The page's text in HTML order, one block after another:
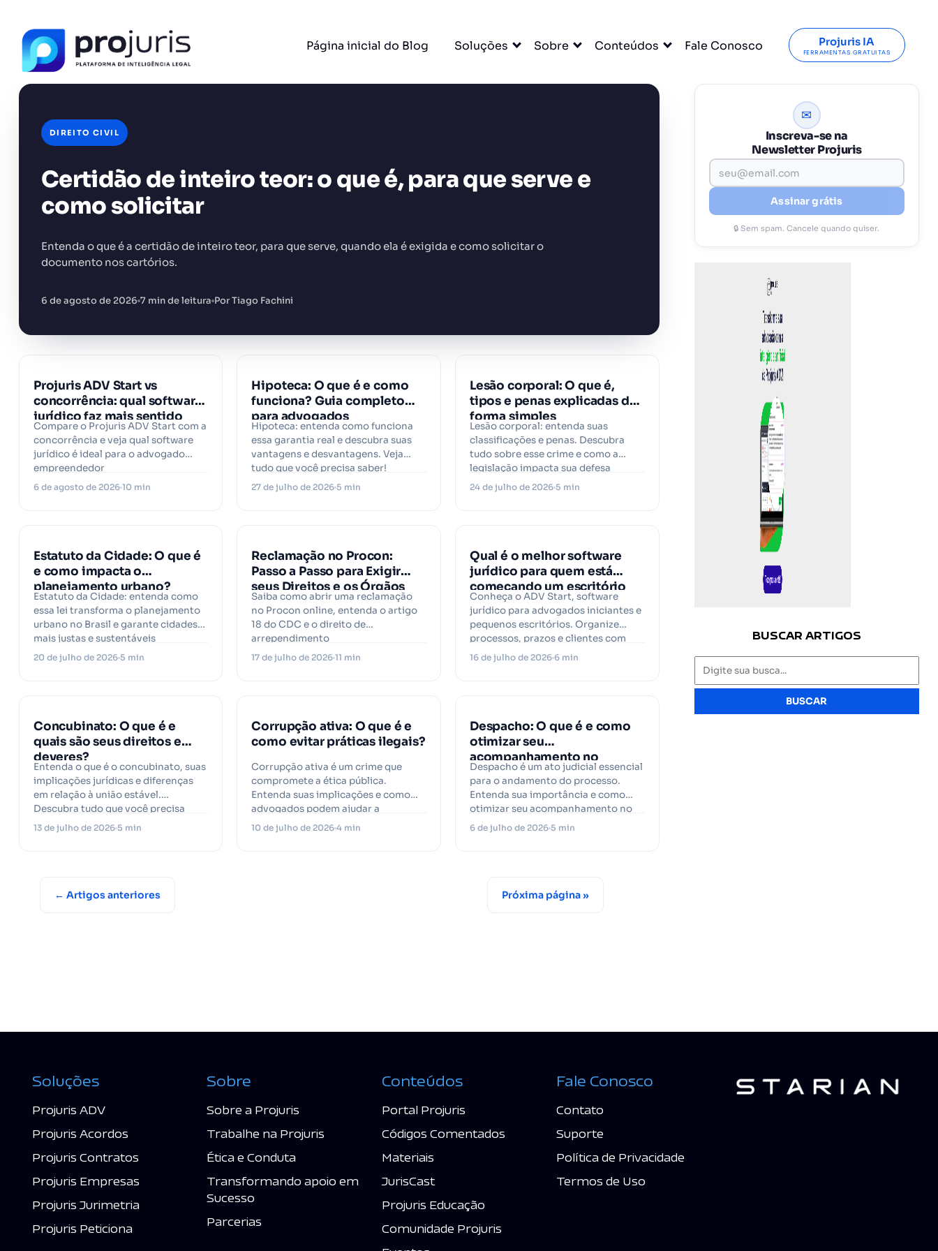
Página inicial do Blog Soluções Sobre Conteúdos Fale Conosco Projuris IA
FERRAMENTAS GRATUITAS
DIREITO CIVIL
Certidão de inteiro teor: o que é, para que serve e
como solicitar
Entenda o que é a certidão de inteiro teor, para que serve, quando ela é exigida e como solicitar o
documento nos cartórios.
6 de agosto de 2026 7 min de leitura Por Tiago Fachini
Projuris ADV Start vs
concorrência: qual software
jurídico faz mais sentido
para o advogado
empreendedor?
Compare o Projuris ADV Start com a
concorrência e veja qual software
jurídico é ideal para o advogado
empreendedor
6 de agosto de 2026 10 min
Hipoteca: O que é e como
funciona? Guia completo
para advogados
Hipoteca: entenda como funciona
essa garantia real e descubra suas
vantagens e desvantagens. Veja
tudo que você precisa saber!
27 de julho de 2026 5 min
Lesão corporal: O que é,
tipos e penas explicadas de
forma simples
Lesão corporal: entenda suas
classificações e penas. Descubra
tudo sobre esse crime e como a
legislação impacta sua defesa
24 de julho de 2026 5 min
Estatuto da Cidade: O que é
e como impacta o
planejamento urbano?
Estatuto da Cidade: entenda como
essa lei transforma o planejamento
urbano no Brasil e garante cidades
mais justas e sustentáveis
20 de julho de 2026 5 min
Reclamação no Procon:
Passo a Passo para Exigir
seus Direitos e os Órgãos
Oficiais de Defesa do
Consumidor
Saiba como abrir uma reclamação
no Procon online, entenda o artigo
18 do CDC e o direito de
arrependimento
17 de julho de 2026 11 min
Qual é o melhor software
jurídico para quem está
começando um escritório
de advocacia?
Conheça o ADV Start, software
jurídico para advogados iniciantes e
pequenos escritórios. Organize
processos, prazos e clientes com
mais praticidade.
16 de julho de 2026 6 min
Concubinato: O que é e
quais são seus direitos e
deveres?
Entenda o que é o concubinato, suas
implicações jurídicas e diferenças
em relação à união estável.
Descubra tudo que você precisa
saber!
13 de julho de 2026 5 min
Corrupção ativa: O que é e
como evitar práticas ilegais?
Corrupção ativa é um crime que
compromete a ética pública.
Entenda suas implicações e como
advogados podem ajudar a
combatê-la
10 de julho de 2026 4 min
Despacho: O que é e como
otimizar seu
acompanhamento no
jurídico?
Despacho é um ato judicial essencial
para o andamento do processo.
Entenda sua importância e como
otimizar seu acompanhamento no
escritório
6 de julho de 2026 5 min
← Artigos anteriores Próxima página »
✉
Inscreva-se na
Newsletter Projuris
Assinar grátis
🔒 Sem spam. Cancele quando quiser.
BUSCAR ARTIGOS
BUSCAR
Soluções
Projuris ADV
Projuris Acordos
Projuris Contratos
Projuris Empresas
Projuris Jurimetria
Projuris Peticiona
Sobre
Sobre a Projuris
Trabalhe na Projuris
Ética e Conduta
Transformando apoio em
Sucesso
Parcerias
Conteúdos
Portal Projuris
Códigos Comentados
Materiais
JurisCast
Projuris Educação
Comunidade Projuris
Fale Conosco
Contato
Suporte
Política de Privacidade
Termos de Uso
FERRAMENTA RECOMENDADA PARA ESTE CONTEÚDO
Gerador de Contrato de Honorários